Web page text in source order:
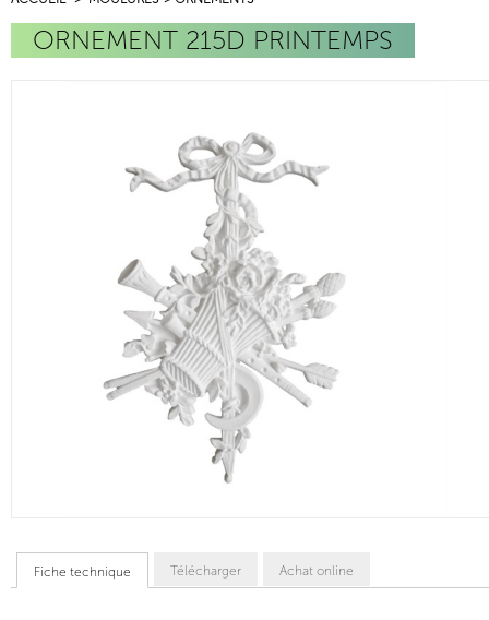
ORNEMENT 215D PRINTEMPS
Fiche technique Télécharger Achat online